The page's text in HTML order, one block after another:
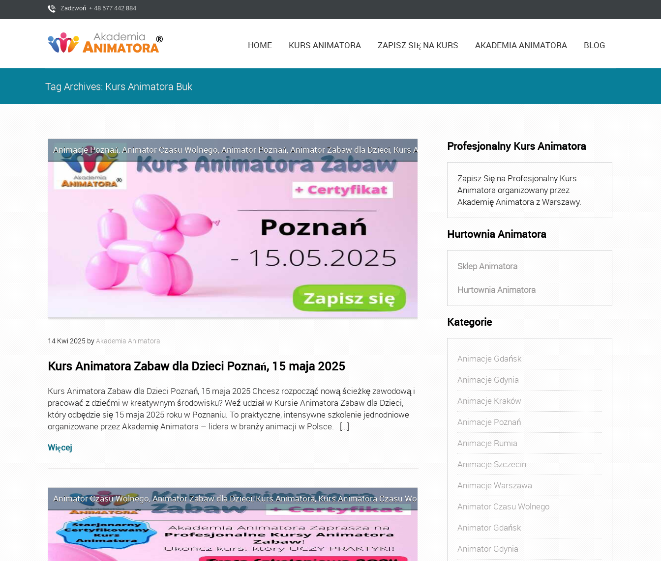
Zadzwoń + 48 577 442 884
HOME KURS ANIMATORA ZAPISZ SIĘ NA KURS AKADEMIA ANIMATORA BLOG
Tag Archives: Kurs Animatora Buk
Animacje Poznań,Animator Czasu Wolnego,Animator Poznań,Animator Zabaw dla Dzieci, Kurs Animatora,Kurs Animatora Czasu Wolnego,Kurs Animatora
14 Kwi 2025 byAkademia Animatora
Kurs Animatora Zabaw dla Dzieci Poznań, 15 maja 2025
Kurs Animatora Zabaw dla Dzieci Poznań, 15 maja 2025 Chcesz rozpocząć nową ścieżkę zawodową i
pracować z dziećmi w kreatywnym środowisku? Weź udział w Kursie Animatora Zabaw dla Dzieci,
który odbędzie się 15 maja 2025 roku w Poznaniu. To praktyczne, intensywne szkolenie jednodniowe
organizowane przez Akademię Animatora – lidera w branży animacji w Polsce. […]
Więcej
Animator Czasu Wolnego,Animator Zabaw dla Dzieci,Kurs Animatora,Kurs Animatora Czasu Wolnego Kurs Animatora Czasu Wolnego Warszawa
Profesjonalny Kurs Animatora
Zapisz Się na Profesjonalny Kurs
Animatora organizowany przez
Akademię Animatora z Warszawy.
Hurtownia Animatora
Sklep Animatora
Hurtownia Animatora
Kategorie
Animacje Gdańsk
Animacje Gdynia
Animacje Kraków
Animacje Poznań
Animacje Rumia
Animacje Szczecin
Animacje Warszawa
Animator Czasu Wolnego
Animator Gdańsk
Animator Gdynia